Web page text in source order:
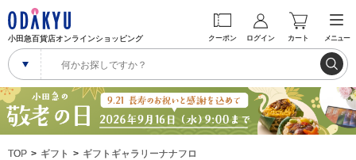
小田急百貨店オンラインショッピング クーポン ログイン カート メニュー
TOP ギフト
ギフトギャラリーナナフロ